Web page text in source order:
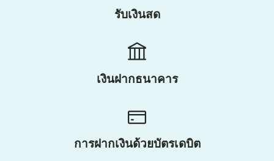
รับเงินสด
เงินฝากธนาคาร
การฝากเงินด้วยบัตรเดบิต